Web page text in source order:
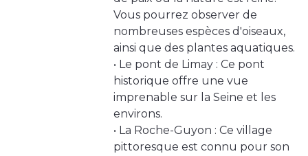
Vous pourrez observer de
nombreuses espèces d'oiseaux,
ainsi que des plantes aquatiques.
• Le pont de Limay : Ce pont
historique offre une vue
imprenable sur la Seine et les
environs.
• La Roche-Guyon : Ce village
pittoresque est connu pour son